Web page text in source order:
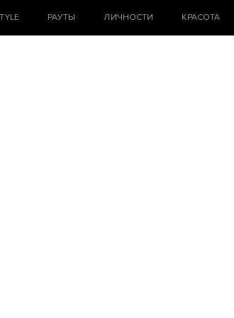
РАУТЫ ЛИЧНОСТИ КРАСОТА